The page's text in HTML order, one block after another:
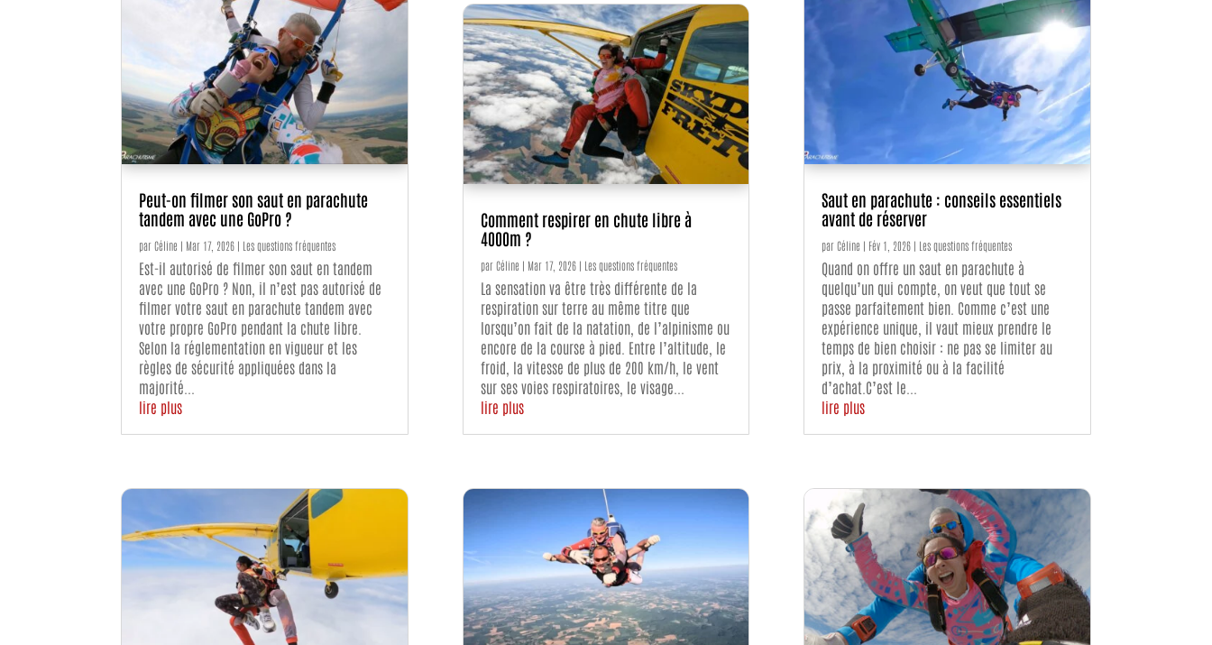
Peut-on filmer son saut en parachute
tandem avec une GoPro ?
parCéline | Mar 17, 2026 | Les questions fréquentes
Est-il autorisé de filmer son saut en tandem
avec une GoPro ? Non, il n’est pas autorisé de
filmer votre saut en parachute tandem avec
votre propre GoPro pendant la chute libre.
Selon la réglementation en vigueur et les
règles de sécurité appliquées dans la
majorité...
lire plus
Comment respirer en chute libre à
4000m ?
parCéline | Mar 17, 2026| Les questions fréquentes
La sensation va être très différente de la
respiration sur terre au même titre que
lorsqu’on fait de la natation, de l’alpinisme ou
encore de la course à pied. Entre l’altitude, le
froid, la vitesse de plus de 200 km/h, le vent
sur ses voies respiratoires, le visage...
lire plus
Saut en parachute : conseils essentiels
avant de réserver
parCéline | Fév 1, 2026| Les questions fréquentes
Quand on offre un saut en parachute à
quelqu’un qui compte, on veut que tout se
passe parfaitement bien. Comme c’est une
expérience unique, il vaut mieux prendre le
temps de bien choisir : ne pas se limiter au
prix, à la proximité ou à la facilité
d’achat.C’est le...
lire plus